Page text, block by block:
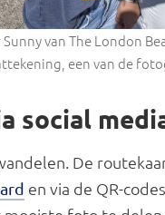
van The London
een van de
social
De
en via de QR-